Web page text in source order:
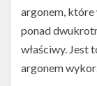
argonem,
ponad
właściwy. Jest
argonem